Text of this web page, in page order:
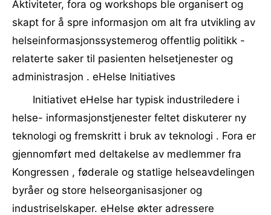
Aktiviteter, fora og workshops ble organisert og
skapt for å spre informasjon om alt fra utvikling av
helseinformasjonssystemerog offentlig politikk -
relaterte saker til pasienten helsetjenester og
administrasjon . eHelse Initiatives
Initiativet eHelse har typisk industriledere i
helse- informasjonstjenester feltet diskuterer ny
teknologi og fremskritt i bruk av teknologi . Fora er
gjennomført med deltakelse av medlemmer fra
Kongressen , føderale og statlige helseavdelingen
byråer og store helseorganisasjoner og
industriselskaper. eHelse økter adressere